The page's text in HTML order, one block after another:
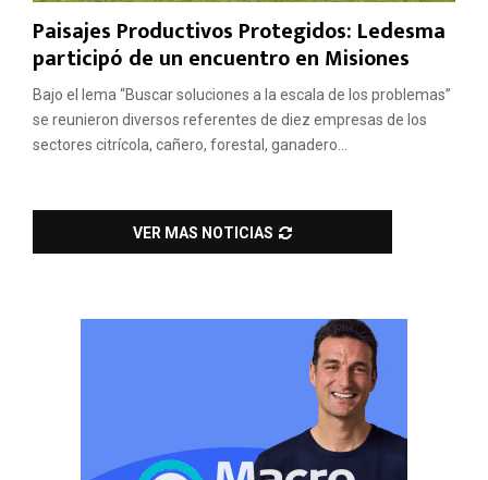
Paisajes Productivos Protegidos: Ledesma
participó de un encuentro en Misiones
Bajo el lema “Buscar soluciones a la escala de los problemas”
se reunieron diversos referentes de diez empresas de los
sectores citrícola, cañero, forestal, ganadero...
VER MAS NOTICIAS